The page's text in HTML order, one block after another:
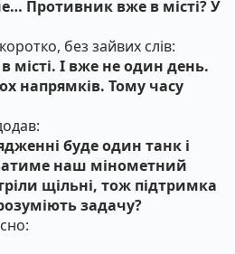
Противник вже в місті? У
без зайвих слів:
місті. І вже не один день.
напрямків. Тому часу
буде один танк і
наш мінометний
щільні, тож підтримка
задачу?